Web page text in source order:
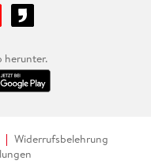
herunter.
Widerrufsbelehrung